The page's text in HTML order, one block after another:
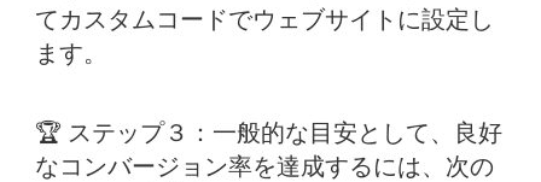
てカスタムコードでウェブサイトに設定し
ます。
🏆 ステップ３：一般的な目安として、良好
なコンバージョン率を達成するには、次の